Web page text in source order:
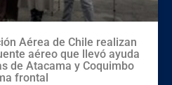
Aérea de Chile realizan
aéreo que llevó ayuda
de Atacama y Coquimbo
frontal